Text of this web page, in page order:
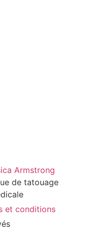
de tatouage
et conditions